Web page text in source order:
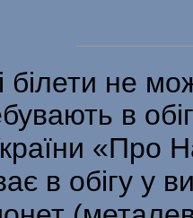
білети не
в
«Про
в обігу у